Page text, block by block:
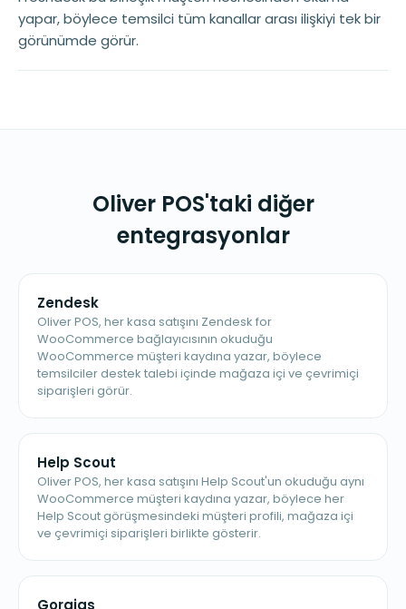
yapar, böylece temsilci tüm kanallar arası ilişkiyi tek bir
görünümde görür.
Oliver POS'taki diğer
entegrasyonlar
Zendesk
Oliver POS, her kasa satışını Zendesk for
WooCommerce bağlayıcısının okuduğu
WooCommerce müşteri kaydına yazar, böylece
temsilciler destek talebi içinde mağaza içi ve çevrimiçi
siparişleri görür.
Help Scout
Oliver POS, her kasa satışını Help Scout'un okuduğu aynı
WooCommerce müşteri kaydına yazar, böylece her
Help Scout görüşmesindeki müşteri profili, mağaza içi
ve çevrimiçi siparişleri birlikte gösterir.
Gorgias